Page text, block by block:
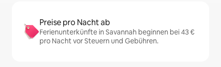
Preise pro Nacht ab
Ferienunterkünfte in Savannah beginnen bei 43 €
pro Nacht vor Steuern und Gebühren.